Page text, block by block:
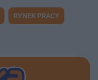
RYNEK PRACY